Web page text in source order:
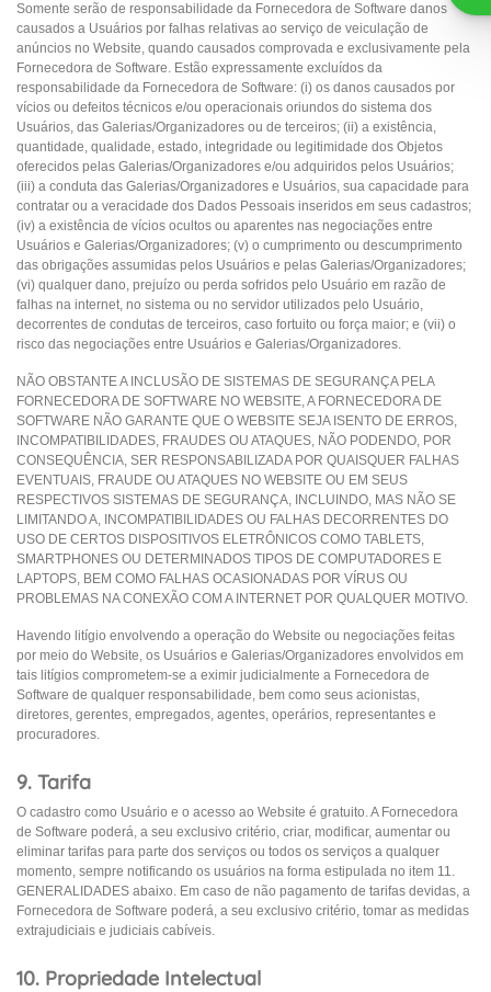
Somente serão de responsabilidade da Fornecedora de Software danos
causados a Usuários por falhas relativas ao serviço de veiculação de
anúncios no Website, quando causados comprovada e exclusivamente pela
Fornecedora de Software. Estão expressamente excluídos da
responsabilidade da Fornecedora de Software: (i) os danos causados por
vícios ou defeitos técnicos e/ou operacionais oriundos do sistema dos
Usuários, das Galerias/Organizadores ou de terceiros; (ii) a existência,
quantidade, qualidade, estado, integridade ou legitimidade dos Objetos
oferecidos pelas Galerias/Organizadores e/ou adquiridos pelos Usuários;
(iii) a conduta das Galerias/Organizadores e Usuários, sua capacidade para
contratar ou a veracidade dos Dados Pessoais inseridos em seus cadastros;
(iv) a existência de vícios ocultos ou aparentes nas negociações entre
Usuários e Galerias/Organizadores; (v) o cumprimento ou descumprimento
das obrigações assumidas pelos Usuários e pelas Galerias/Organizadores;
(vi) qualquer dano, prejuízo ou perda sofridos pelo Usuário em razão de
falhas na internet, no sistema ou no servidor utilizados pelo Usuário,
decorrentes de condutas de terceiros, caso fortuito ou força maior; e (vii) o
risco das negociações entre Usuários e Galerias/Organizadores.
NÃO OBSTANTE A INCLUSÃO DE SISTEMAS DE SEGURANÇA PELA
FORNECEDORA DE SOFTWARE NO WEBSITE, A FORNECEDORA DE
SOFTWARE NÃO GARANTE QUE O WEBSITE SEJA ISENTO DE ERROS,
INCOMPATIBILIDADES, FRAUDES OU ATAQUES, NÃO PODENDO, POR
CONSEQUÊNCIA, SER RESPONSABILIZADA POR QUAISQUER FALHAS
EVENTUAIS, FRAUDE OU ATAQUES NO WEBSITE OU EM SEUS
RESPECTIVOS SISTEMAS DE SEGURANÇA, INCLUINDO, MAS NÃO SE
LIMITANDO A, INCOMPATIBILIDADES OU FALHAS DECORRENTES DO
USO DE CERTOS DISPOSITIVOS ELETRÔNICOS COMO TABLETS,
SMARTPHONES OU DETERMINADOS TIPOS DE COMPUTADORES E
LAPTOPS, BEM COMO FALHAS OCASIONADAS POR VÍRUS OU
PROBLEMAS NA CONEXÃO COM A INTERNET POR QUALQUER MOTIVO.
Havendo litígio envolvendo a operação do Website ou negociações feitas
por meio do Website, os Usuários e Galerias/Organizadores envolvidos em
tais litígios comprometem-se a eximir judicialmente a Fornecedora de
Software de qualquer responsabilidade, bem como seus acionistas,
diretores, gerentes, empregados, agentes, operários, representantes e
procuradores.
9. Tarifa
O cadastro como Usuário e o acesso ao Website é gratuito. A Fornecedora
de Software poderá, a seu exclusivo critério, criar, modificar, aumentar ou
eliminar tarifas para parte dos serviços ou todos os serviços a qualquer
momento, sempre notificando os usuários na forma estipulada no item 11.
GENERALIDADES abaixo. Em caso de não pagamento de tarifas devidas, a
Fornecedora de Software poderá, a seu exclusivo critério, tomar as medidas
extrajudiciais e judiciais cabíveis.
10. Propriedade Intelectual